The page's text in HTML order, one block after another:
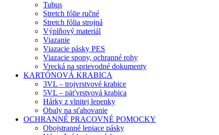
Tubus
Stretch fólie ručné
Stretch fólia strojná
Výplňový materiál
Viazanie
Viazacie pásky PES
Viazacie spony, ochranné rohy
Vrecká na sprievodné dokumenty
KARTÓNOVÁ KRABICA
3VL – trojvrstvové krabice
5VL – päťvrstvová krabica
Hárky z vlnitej lepenky
Obaly na sťahovanie
OCHRANNÉ PRACOVNÉ POMOCKY
Obojstranné lepiace pásky